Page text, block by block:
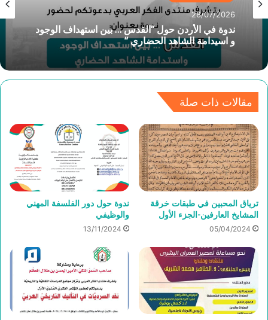
28/07/2026
ندوة في الأردن حول “القدس … بين استهداف الوجود
و اسيدامة الشاهد الحضاري “
مقالات ذات صلة
ترياق المحبين في طبقات خرقة
المشايخ العارفين-الجزء الأول
05/04/2024
ندوة حول دور الفلسفة المهني
والوظيفي
13/11/2024